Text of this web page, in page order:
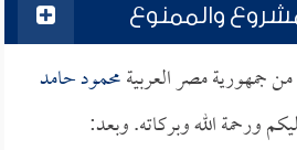
والممنوع
جمهورية مصر العربيةمحمود حامد
ورحمة الله وبركاته. وبعد: